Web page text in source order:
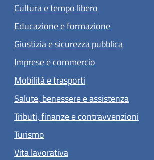
Cultura e tempo libero
Educazione e formazione
Giustizia e sicurezza pubblica
Imprese e commercio
Mobilità e trasporti
Salute, benessere e assistenza
Tributi, finanze e contravvenzioni
Turismo
Vita lavorativa